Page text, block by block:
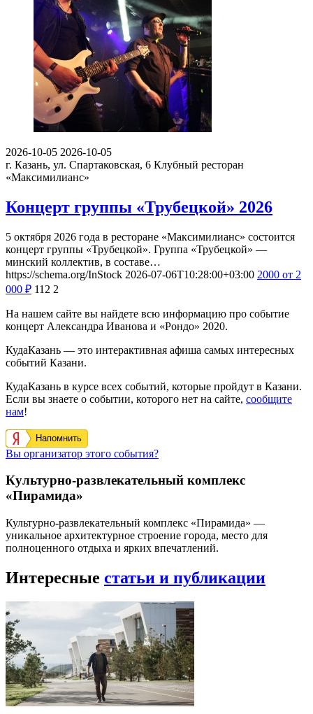
2026-10-05 2026-10-05
г. Казань, ул. Спартаковская, 6 Клубный ресторан
«Максимилианс»
Концерт группы «Трубецкой» 2026
5 октября 2026 года в ресторане «Максимилианс» состоится
концерт группы «Трубецкой». Группа «Трубецкой» —
минский коллектив, в составе…
https://schema.org/InStock 2026-07-06T10:28:00+03:00 2000 от 2
000 ₽ 112 2
На нашем сайте вы найдете всю информацию про событие
концерт Александра Иванова и «Рондо» 2020.
КудаКазань — это интерактивная афиша самых интересных
событий Казани.
КудаКазань в курсе всех событий, которые пройдут в Казани.
Если вы знаете о событии, которого нет на сайте, сообщите
нам!
Напомнить
Вы организатор этого события?
Культурно-развлекательный комплекс
«Пирамида»
Культурно-развлекательный комплекс «Пирамида» —
уникальное архитектурное строение города, место для
полноценного отдыха и ярких впечатлений.
Интересные статьи и публикации